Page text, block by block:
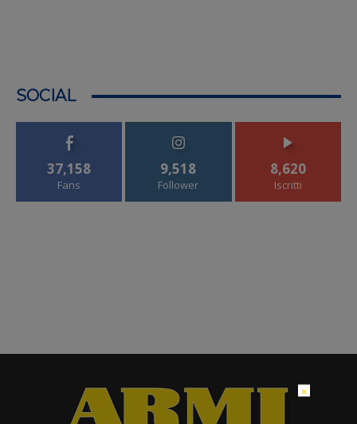
SOCIAL
37,158
Fans
9,518
Follower
8,620
Iscritti
×